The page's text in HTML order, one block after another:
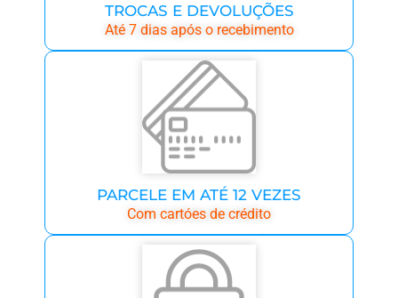
TROCAS E DEVOLUÇÕES
Até 7 dias após o recebimento
PARCELE EM ATÉ 12 VEZES
Com cartóes de crédito